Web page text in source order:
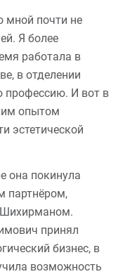
мной почти не
Я более
работала в
в отделении
профессию. И вот в
опытом
эстетической
она покинула
партнёром,
Шихирманом.
принял
бизнес, в
возможность